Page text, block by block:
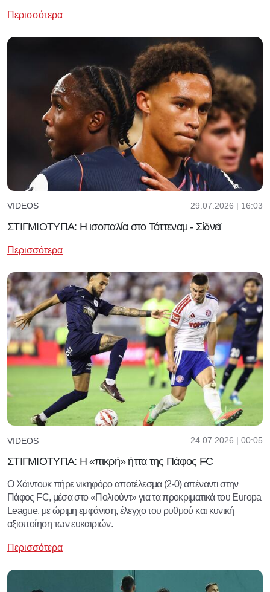
Περισσότερα
VIDEOS 29.07.2026 | 16:03
ΣΤΙΓΜΙΟΤΥΠΑ: Η ισοπαλία στο Τόττεναμ - Σίδνεϊ
Περισσότερα
VIDEOS 24.07.2026 | 00:05
ΣΤΙΓΜΙΟΤΥΠΑ: Η «πικρή» ήττα της Πάφος FC
Ο Χάιντουκ πήρε νικηφόρο αποτέλεσμα (2-0) απέναντι στην
Πάφος FC, μέσα στο «Πολιούντ» για τα προκριματικά του Europa
League, με ώριμη εμφάνιση, έλεγχο του ρυθμού και κυνική
αξιοποίηση των ευκαιριών.
Περισσότερα